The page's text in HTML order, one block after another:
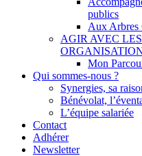
publics
Aux Arbres
AGIR AVEC
Mon
Qui sommes-nous ?
Synergies, sa
Bénévolat,
L’équipe salariée
Contact
Adhérer
Newsletter